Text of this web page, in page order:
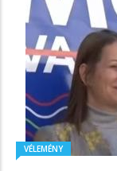
VÉLEMÉNY